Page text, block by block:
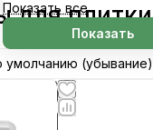
Показать все
Показать
для плитки
умолчанию (убывание)